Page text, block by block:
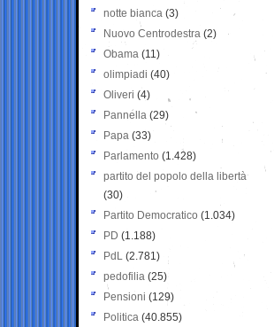
notte bianca (3)
Nuovo Centrodestra (2)
Obama (11)
olimpiadi (40)
Oliveri (4)
Pannella (29)
Papa (33)
Parlamento (1.428)
partito del popolo della libertà
(30)
Partito Democratico (1.034)
PD (1.188)
PdL (2.781)
pedofilia (25)
Pensioni (129)
Politica (40.855)